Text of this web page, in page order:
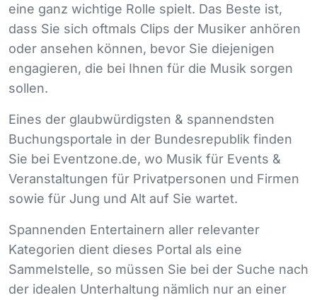
eine ganz wichtige Rolle spielt. Das Beste ist,
dass Sie sich oftmals Clips der Musiker anhören
oder ansehen können, bevor Sie diejenigen
engagieren, die bei Ihnen für die Musik sorgen
sollen.
Eines der glaubwürdigsten & spannendsten
Buchungsportale in der Bundesrepublik finden
Sie bei Eventzone.de, wo Musik für Events &
Veranstaltungen für Privatpersonen und Firmen
sowie für Jung und Alt auf Sie wartet.
Spannenden Entertainern aller relevanter
Kategorien dient dieses Portal als eine
Sammelstelle, so müssen Sie bei der Suche nach
der idealen Unterhaltung nämlich nur an einer